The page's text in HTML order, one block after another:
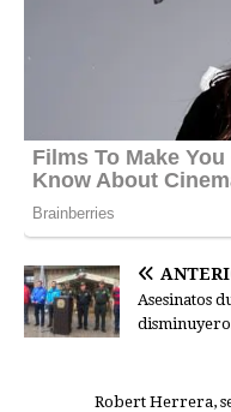
Asesinatos
Robert Herrera,